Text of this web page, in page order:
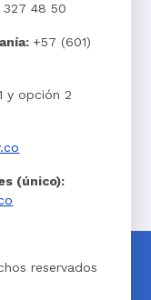
48 50
+57 (601)
y opción 2
(único):
reservados